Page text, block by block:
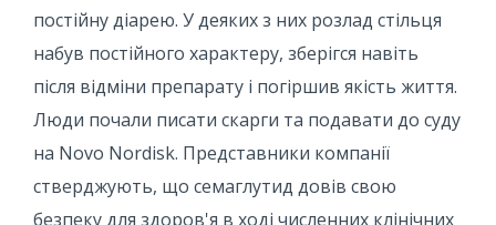
постійну діарею. У деяких з них розлад стільця
набув постійного характеру, зберігся навіть
після відміни препарату і погіршив якість життя.
Люди почали писати скарги та подавати до суду
на Novo Nordisk. Представники компанії
стверджують, що семаглутид довів свою
безпеку для здоров'я в ході численних клінічних